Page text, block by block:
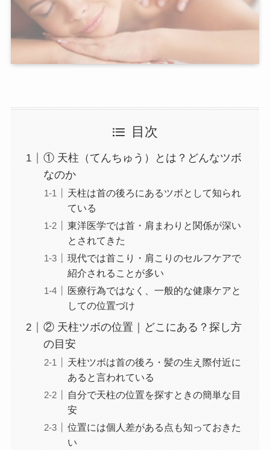
目次
① 天柱（てんちゅう）とは？どんなツボ
なのか
天柱は首の後ろにあるツボとして知られ
ている
東洋医学では首・肩まわりと関係が深い
とされてきた
現代では首こり・肩こりのセルフケアで
紹介されることが多い
医療行為ではなく、一般的な健康ケアと
しての位置づけ
② 天柱ツボの位置｜どこにある？探し方
の目安
天柱ツボは首の後ろ・髪の生え際付近に
あると言われている
自分で天柱の位置を探すときの簡単な目
安
位置には個人差がある点も知っておきた
い